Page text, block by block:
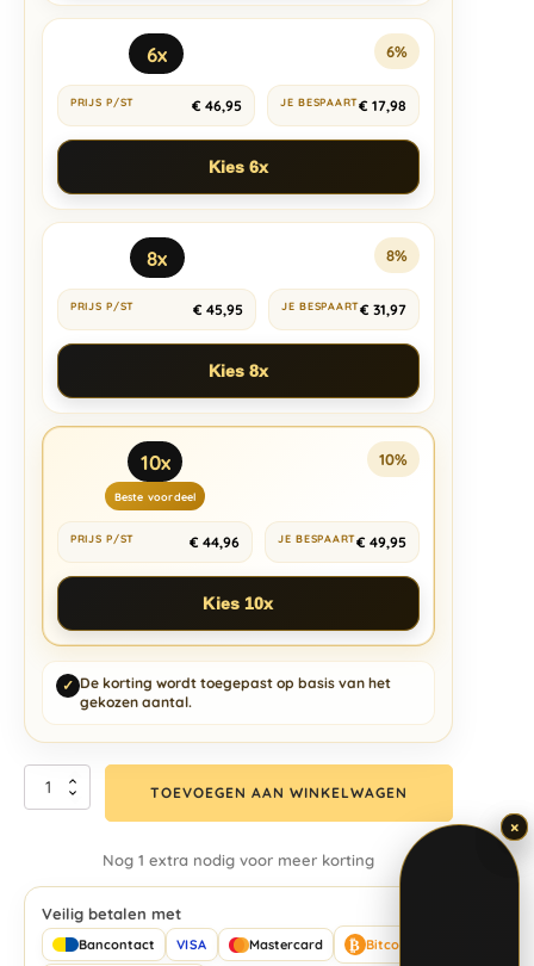
6x 6%
€ 46,95 € 17,98
Kies 6x
8x 8%
€ 45,95 € 31,97
Kies 8x
10x
Beste voordeel
10%
€ 44,96 € 49,95
Kies 10x
✓ De korting wordt toegepast op basis van het
gekozen aantal.
TOEVOEGEN AAN WINKELWAGEN
Nog 1 extra nodig voor meer korting
Veilig betalen met
Bancontact VISA Mastercard ₿ Bitcoin
×
×